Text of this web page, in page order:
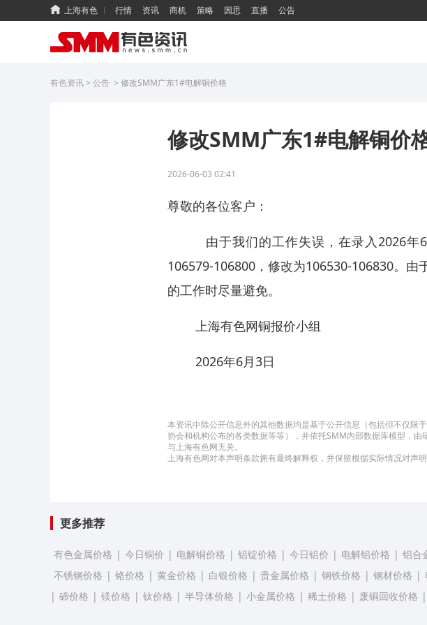
上海有色 行情 资讯 商机 策略 因思 直播 公告
有色资讯> 公告 > 修改SMM广东1#电解铜价格
修改SMM广东1#电解铜价
2026-06-03 02:41
尊敬的各位客户：
由于我们的工作失误，在录入2026年6
106579-106800，修改为106530-106830。
的工作时尽量避免。
上海有色网铜报价小组
2026年6月3日
本资讯中除公开信息外的其他数据均是基于公开信息（包括但不仅限
协会和机构公布的各类数据等等），并依托SMM内部数据库模型，
与上海有色网无关。
上海有色网对本声明条款拥有最终解释权，并保留根据实际情况对声
更多推荐
有色金属价格 | 今日铜价 | 电解铜价格 | 铝锭价格 | 今日铝价 | 电解铝价格 | 铝合
不锈钢价格 | 铬价格 | 黄金价格 | 白银价格 | 贵金属价格 | 钢铁价格 | 钢材价格 |
| 碲价格 | 镁价格 | 钛价格 | 半导体价格 | 小金属价格 | 稀土价格 | 废铜回收价格 |